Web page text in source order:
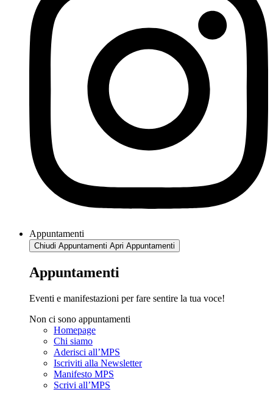
Appuntamenti
Chiudi Appuntamenti Apri Appuntamenti
Appuntamenti
Eventi e manifestazioni per fare sentire la tua voce!
Non ci sono appuntamenti
Homepage
Chi siamo
Aderisci all’MPS
Iscriviti alla Newsletter
Manifesto MPS
Scrivi all’MPS